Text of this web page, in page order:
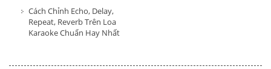
Cách Chỉnh Echo, Delay,
Repeat, Reverb Trên Loa
Karaoke Chuẩn Hay Nhất